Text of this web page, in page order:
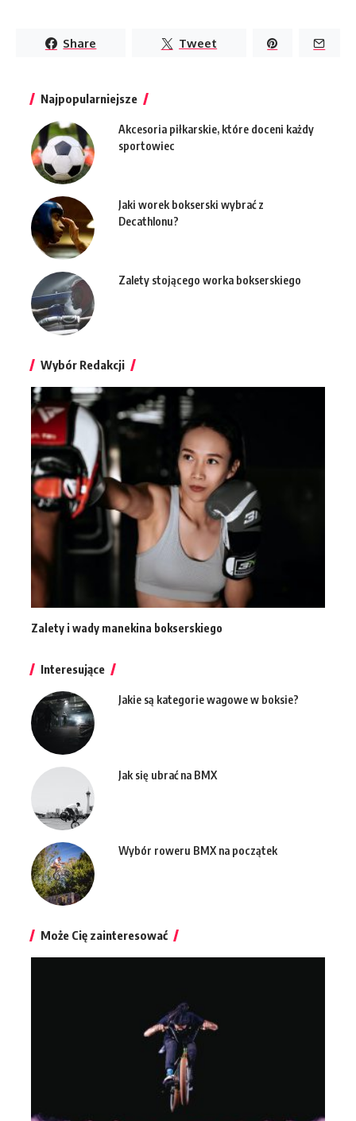
Share Tweet
Najpopularniejsze
Akcesoria piłkarskie, które doceni każdy
sportowiec
Jaki worek bokserski wybrać z
Decathlonu?
Zalety stojącego worka bokserskiego
Wybór Redakcji
Zalety i wady manekina bokserskiego
Interesujące
Jakie są kategorie wagowe w boksie?
Jak się ubrać na BMX
Wybór roweru BMX na początek
Może Cię zainteresować